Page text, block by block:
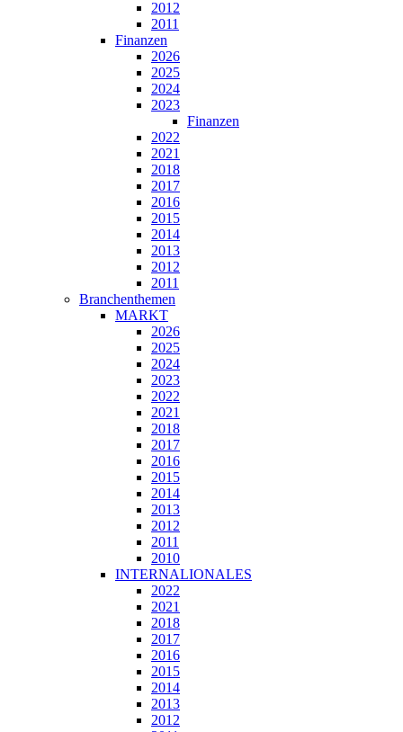
2012
2011
Finanzen
2026
2025
2024
2023
Finanzen
2022
2021
2018
2017
2016
2015
2014
2013
2012
2011
Branchenthemen
MARKT
2026
2025
2024
2023
2022
2021
2018
2017
2016
2015
2014
2013
2012
2011
2010
INTERNALIONALES
2022
2021
2018
2017
2016
2015
2014
2013
2012